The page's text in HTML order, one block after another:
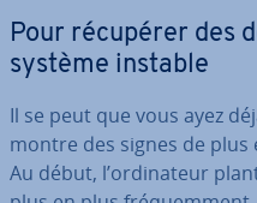
Pour récupérer des
système instable
Il se peut que vous ayez
montre des signes de plus
Au début, l’or­di­na­teur